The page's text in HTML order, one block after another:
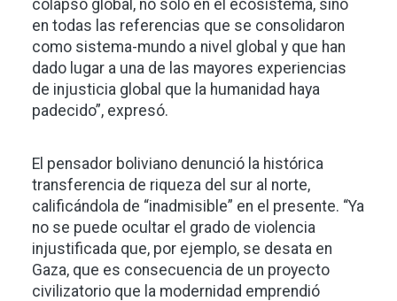
colapso global, no solo en el ecosistema, sino
en todas las referencias que se consolidaron
como sistema-mundo a nivel global y que han
dado lugar a una de las mayores experiencias
de injusticia global que la humanidad haya
padecido”, expresó.
El pensador boliviano denunció la histórica
transferencia de riqueza del sur al norte,
calificándola de “inadmisible” en el presente. “Ya
no se puede ocultar el grado de violencia
injustificada que, por ejemplo, se desata en
Gaza, que es consecuencia de un proyecto
civilizatorio que la modernidad emprendió